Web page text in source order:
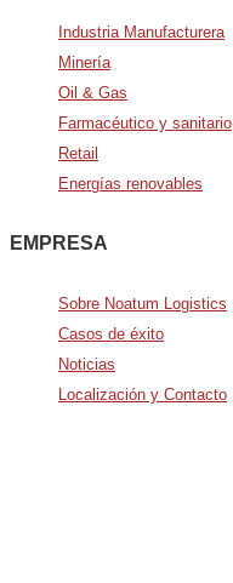
Industria Manufacturera
Minería
Oil & Gas
Farmacéutico y sanitario
Retail
Energías renovables
EMPRESA
Sobre Noatum Logistics
Casos de éxito
Noticias
Localización y Contacto